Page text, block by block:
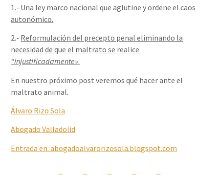
1.- Una ley marco nacional que aglutine y ordene el caos
autonómico.
2.- Reformulación del precepto penal eliminando la
necesidad de que el maltrato se realice
“injustificadamente».
En nuestro próximo post veremos qué hacer ante el
maltrato animal.
Álvaro Rizo Sola
Abogado Valladolid
Entrada en: abogadoalvarorizosola.blogspot.com